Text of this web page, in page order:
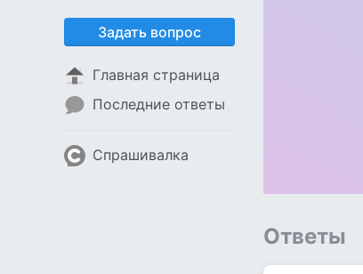
Задать вопрос
Главная страница
Последние ответы
Спрашивалка
Ответы